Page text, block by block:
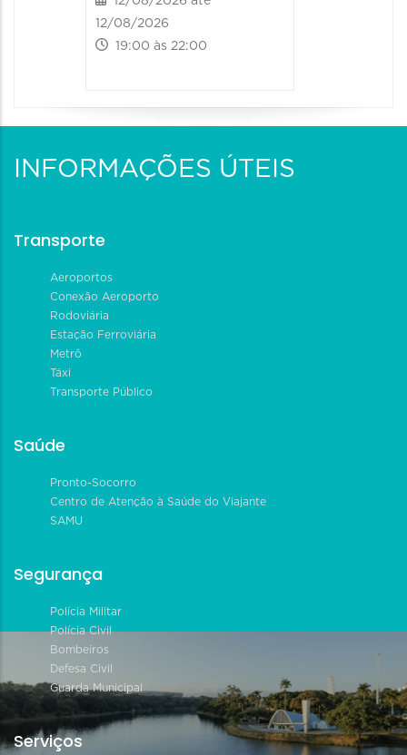
12/08/2026
19:00 às 22:00
INFORMAÇÕES ÚTEIS
Transporte
Aeroportos
Conexão Aeroporto
Rodoviária
Estação Ferroviária
Metrô
Táxi
Transporte Público
Saúde
Pronto-Socorro
Centro de Atenção à Saúde do Viajante
SAMU
Segurança
Polícia Militar
Polícia Civil
Bombeiros
Defesa Civil
Guarda Municipal
Serviços